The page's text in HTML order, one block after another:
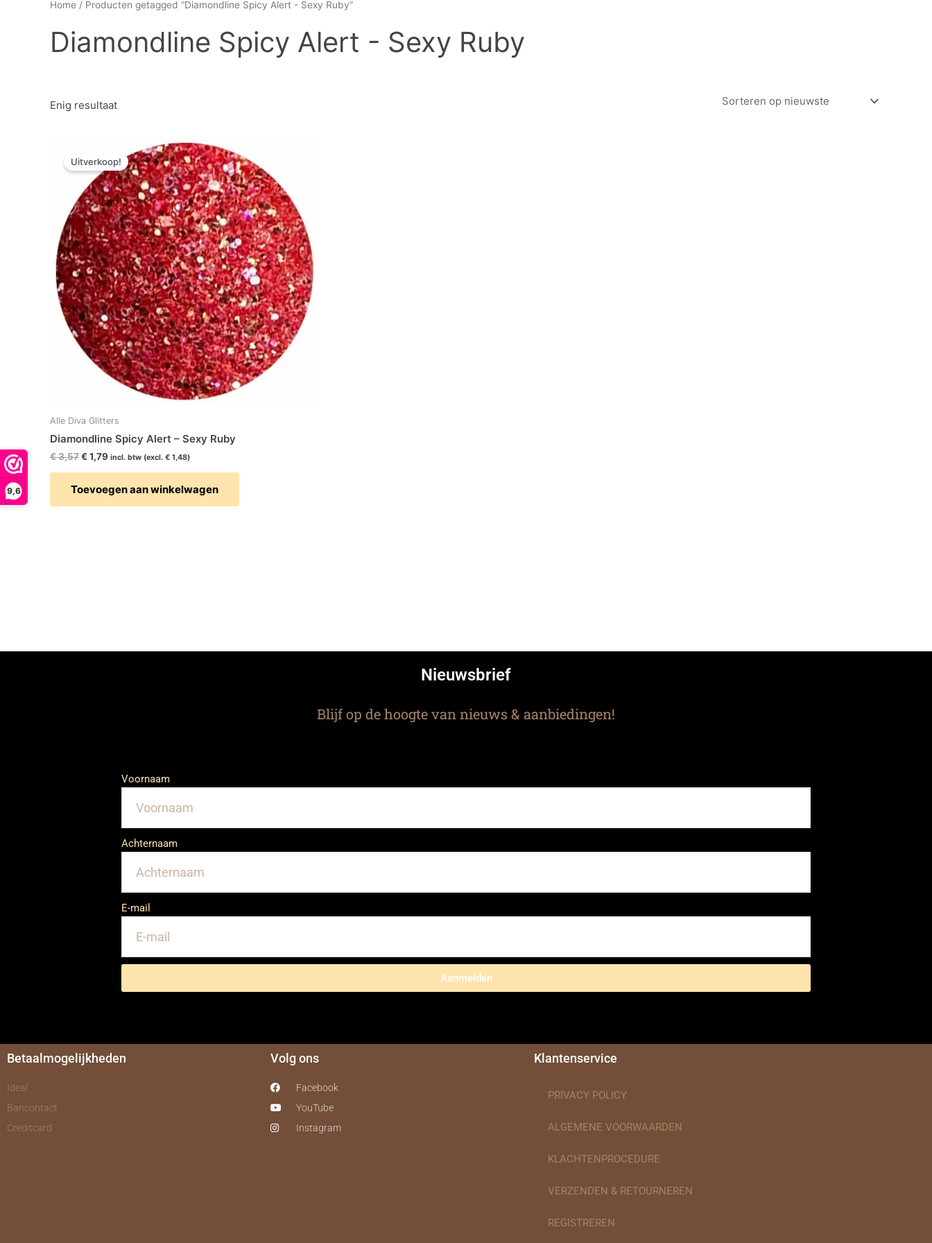
9,6
Home / Producten getagged “Diamondline Spicy Alert - Sexy Ruby”
Diamondline Spicy Alert - Sexy Ruby
Enig resultaat
Uitverkoop!
Alle Diva Glitters
Diamondline Spicy Alert – Sexy Ruby
€3,57
Oorspronkelijke
prijs
was:
€ 3,57.
€1,79
prijs
is:
€ 1,79.
incl. btw (excl. € 1,48)
Toevoegen aan winkelwagen
Nieuwsbrief
Blijf op de hoogte van nieuws & aanbiedingen!
Voornaam
Achternaam
E-mail
Aanmelden
Betaalmogelijkheden
Ideal
Bancontact
Creditcard
Volg ons
Facebook
YouTube
Instagram
Klantenservice
PRIVACY POLICY
ALGEMENE VOORWAARDEN
KLACHTENPROCEDURE
VERZENDEN & RETOURNEREN
REGISTREREN